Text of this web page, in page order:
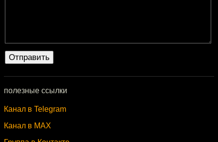
полезные ссылки
Канал в Telegram
Канал в MAX